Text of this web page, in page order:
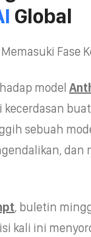
Global
Memasuki Fase
model
sebuah
dan
, buletin
kali ini